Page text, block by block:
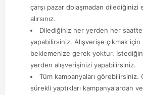
çarşı pazar dolaşmadan dilediğinizi
alırsınız.
Dilediğiniz her yerden her saatte
yapabilirsiniz. Alışverişe çıkmak için
beklemenize gerek yoktur.
yerden alışverişinizi yapabilirsiniz.
Tüm kampanyaları görebilirsiniz.
sürekli yaptıkları kampanyalardan